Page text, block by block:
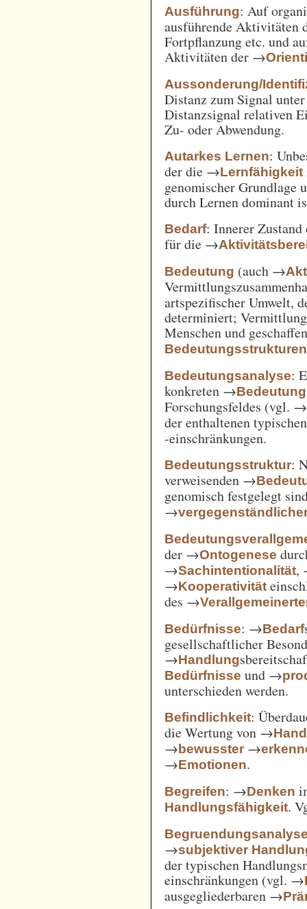
Ausführung: Auf
ausführende Aktivitäten
Fortpflanzung etc. und
Aktivitäten der →
Aussonderung/
Distanz zum Signal
Distanzsignal relativen
Zu- oder Abwendung.
Autarkes Lernen:
der die →Lernfähigkeit
genomischer Grundlage
durch Lernen dominant
Bedarf: Innerer
für die →
Bedeutung (auch →
artspezifischer Umwelt,
determiniert;
Menschen und
Bedeutungsstrukturen
Bedeutungsanalyse:
konkreten →
Forschungsfeldes (vgl. →
der enthaltenen
-einschränkungen.
Bedeutungsstruktur:
verweisenden →
genomisch festgelegt
→
der →Ontogenese
→Sachintentionalität,
→Kooperativität
des →
Bedürfnisse: →Bedarf
gesellschaftlicher
→Handlung
Bedürfnisse und →
unterschieden werden.
Befindlichkeit:
die Wertung von →
→bewusster →
→Emotionen.
Begreifen: →Denken
Handlungsfähigkeit.
→subjektiver
der typischen
einschränkungen (vgl. →
ausgegliederbaren →